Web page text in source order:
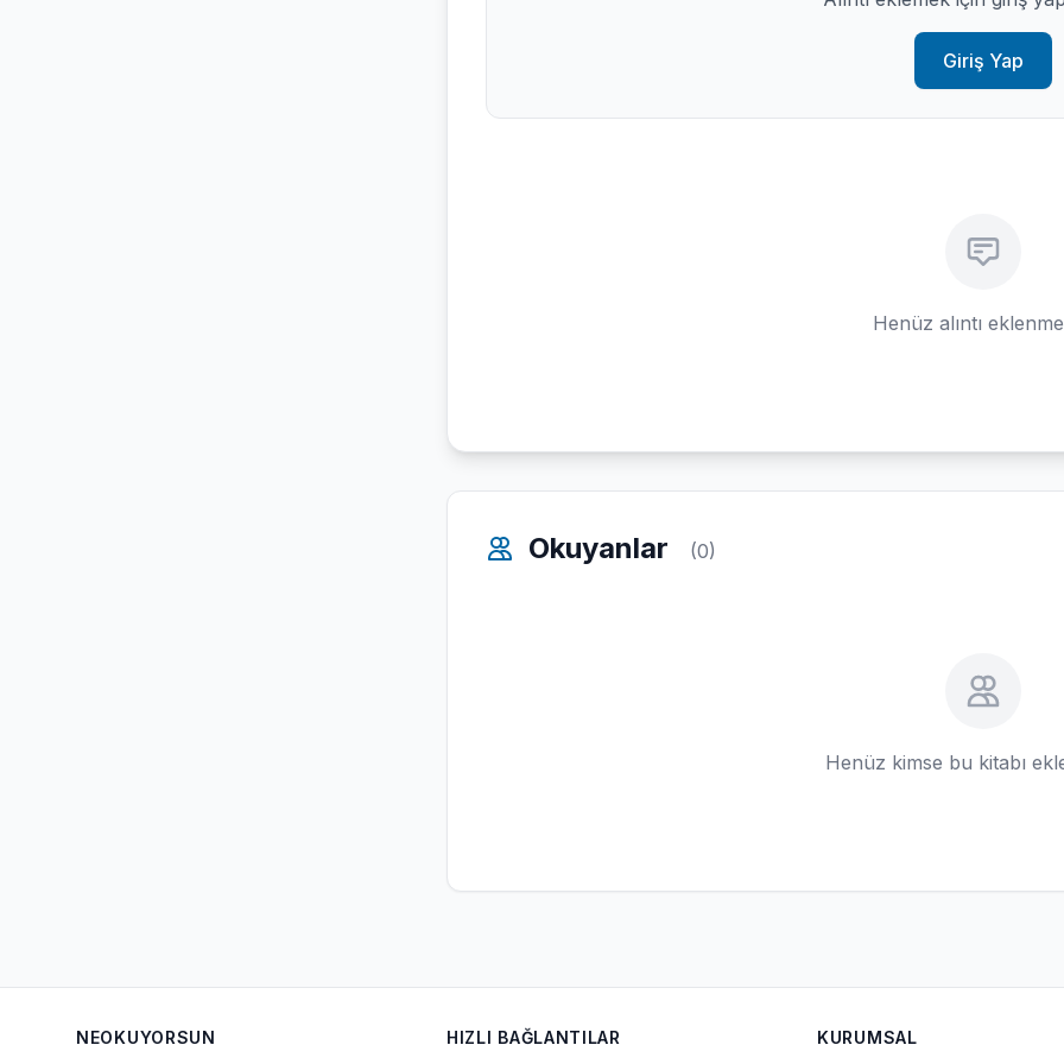
Giriş Yap
Henüz alıntı
Okuyanlar (0)
Henüz kimse bu kitabı
NEOKUYORSUN HIZLI BAĞLANTILAR KURUMSAL